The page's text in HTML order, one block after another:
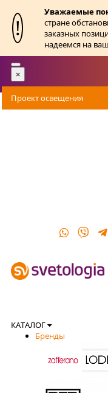
!
Уважаемые
стране
заказных
надеемся на
Toggle
navigation
×
Проект освещения
КАТАЛОГ
Бренды